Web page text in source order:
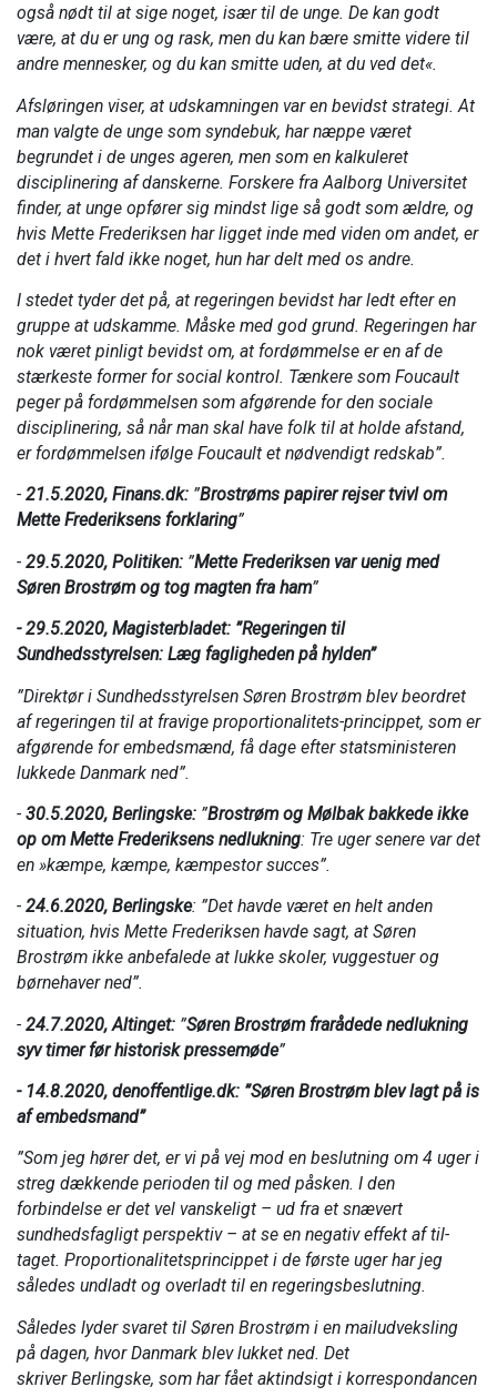
også nødt til at sige noget, især til de unge. De kan godt
være, at du er ung og rask, men du kan bære smitte videre til
andre mennesker, og du kan smitte uden, at du ved det«.
Afsløringen viser, at udskamningen var en bevidst strategi. At
man valgte de unge som syndebuk, har næppe været
begrundet i de unges ageren, men som en kalkuleret
disciplinering af danskerne. Forskere fra Aalborg Universitet
finder, at unge opfører sig mindst lige så godt som ældre, og
hvis Mette Frederiksen har ligget inde med viden om andet, er
det i hvert fald ikke noget, hun har delt med os andre.
I stedet tyder det på, at regeringen bevidst har ledt efter en
gruppe at udskamme. Måske med god grund. Regeringen har
nok været pinligt bevidst om, at fordømmelse er en af de
stærkeste former for social kontrol. Tænkere som Foucault
peger på fordømmelsen som afgørende for den sociale
disciplinering, så når man skal have folk til at holde afstand,
er fordømmelsen ifølge Foucault et nødvendigt redskab”.
- 21.5.2020, Finans.dk: ”Brostrøms papirer rejser tvivl om
Mette Frederiksens forklaring”
- 29.5.2020, Politiken: ”Mette Frederiksen var uenig med
Søren Brostrøm og tog magten fra ham”
- 29.5.2020, Magisterbladet: ”Regeringen til
Sundhedsstyrelsen: Læg fagligheden på hylden”
”Direktør i Sundhedsstyrelsen Søren Brostrøm blev beordret
af regeringen til at fravige proportionalitets-princippet, som er
afgørende for embedsmænd, få dage efter statsministeren
lukkede Danmark ned”.
- 30.5.2020, Berlingske: ”Brostrøm og Mølbak bakkede ikke
op om Mette Frederiksens nedlukning: Tre uger senere var det
en »kæmpe, kæmpe, kæmpestor succes”.
- 24.6.2020, Berlingske: ”Det havde været en helt anden
situation, hvis Mette Frederiksen havde sagt, at Søren
Brostrøm ikke anbefalede at lukke skoler, vuggestuer og
børnehaver ned”.
- 24.7.2020, Altinget: ”Søren Brostrøm frarådede nedlukning
syv timer før historisk pressemøde”
- 14.8.2020, denoffentlige.dk: ”Søren Brostrøm blev lagt på is
af embedsmand”
”Som jeg hører det, er vi på vej mod en beslutning om 4 uger i
streg dækkende perioden til og med påsken. I den
forbindelse er det vel vanskeligt – ud fra et snævert
sundhedsfagligt perspektiv – at se en negativ effekt af til-
taget. Proportionalitetsprincippet i de første uger har jeg
således undladt og overladt til en regeringsbeslutning.
Således lyder svaret til Søren Brostrøm i en mailudveksling
på dagen, hvor Danmark blev lukket ned. Det
skriver Berlingske, som har fået aktindsigt i korrespondancen